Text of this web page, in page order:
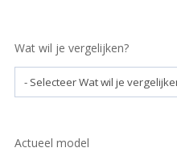
Wat wil je vergelijken?
Actueel model